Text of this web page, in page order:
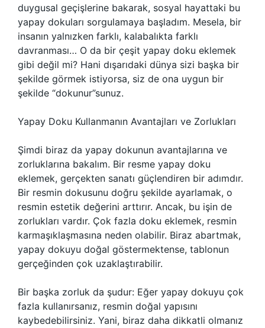
duygusal geçişlerine bakarak, sosyal hayattaki bu
yapay dokuları sorgulamaya başladım. Mesela, bir
insanın yalnızken farklı, kalabalıkta farklı
davranması… O da bir çeşit yapay doku eklemek
gibi değil mi? Hani dışarıdaki dünya sizi başka bir
şekilde görmek istiyorsa, siz de ona uygun bir
şekilde “dokunur”sunuz.
Yapay Doku Kullanmanın Avantajları ve Zorlukları
Şimdi biraz da yapay dokunun avantajlarına ve
zorluklarına bakalım. Bir resme yapay doku
eklemek, gerçekten sanatı güçlendiren bir adımdır.
Bir resmin dokusunu doğru şekilde ayarlamak, o
resmin estetik değerini arttırır. Ancak, bu işin de
zorlukları vardır. Çok fazla doku eklemek, resmin
karmaşıklaşmasına neden olabilir. Biraz abartmak,
yapay dokuyu doğal göstermektense, tablonun
gerçeğinden çok uzaklaştırabilir.
Bir başka zorluk da şudur: Eğer yapay dokuyu çok
fazla kullanırsanız, resmin doğal yapısını
kaybedebilirsiniz. Yani, biraz daha dikkatli olmanız